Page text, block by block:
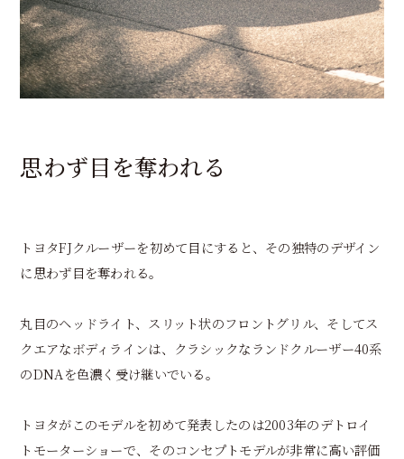
思わず目を奪われる
トヨタFJクルーザーを初めて目にすると、その独特のデザイン
に思わず目を奪われる。
丸目のヘッドライト、スリット状のフロントグリル、そしてス
クエアなボディラインは、クラシックなランドクルーザー40系
のDNAを色濃く受け継いでいる。
トヨタがこのモデルを初めて発表したのは2003年のデトロイ
トモーターショーで、そのコンセプトモデルが非常に高い評価